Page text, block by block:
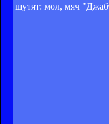
шутят: мол, мяч